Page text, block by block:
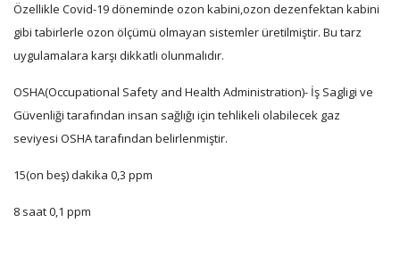
Özellikle Covid-19 döneminde ozon kabini,ozon dezenfektan kabini
gibi tabirlerle ozon ölçümü olmayan sistemler üretilmiştir. Bu tarz
uygulamalara karşı dikkatli olunmalıdır.
OSHA(Occupational Safety and Health Administration)- İş Sagligi ve
Güvenliği tarafından insan sağlığı için tehlikeli olabilecek gaz
seviyesi OSHA tarafından belirlenmiştir.
15(on beş) dakika 0,3 ppm
8 saat 0,1 ppm